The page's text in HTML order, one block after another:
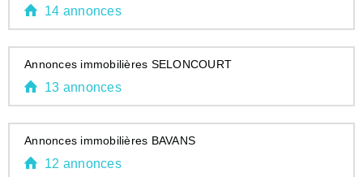
14 annonces
Annonces immobilières SELONCOURT
13 annonces
Annonces immobilières BAVANS
12 annonces